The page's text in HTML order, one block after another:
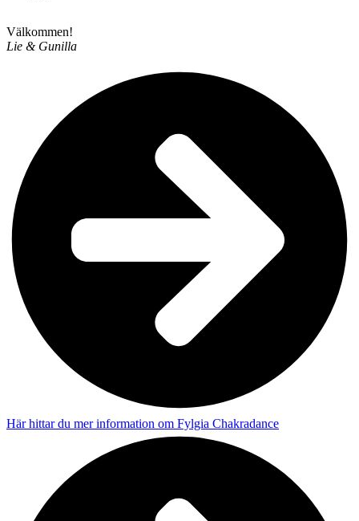
Välkommen!
Lie & Gunilla
Här hittar du mer information om Fylgia Chakradance